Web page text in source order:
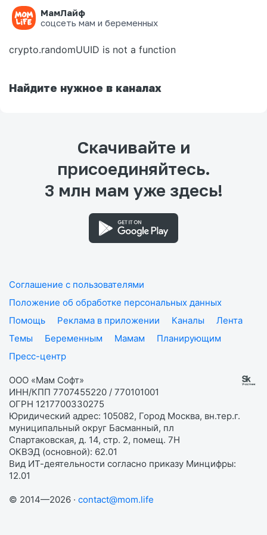
МамЛайф
соцсеть мам и беременных
Ошибка на странице
crypto.randomUUID is not a function
Найдите нужное в каналах
Скачивайте и
присоединяйтесь.
3 млн мам уже здесь!
Соглашение с пользователями
Положение об обработке персональных данных
Помощь
Реклама в приложении Каналы
Лента
Темы
Беременным Мамам
Планирующим
Пресс-центр
ООО «Мам Софт»
ИНН/КПП 7707455220 / 770101001
ОГРН 1217700330275
Юридический адрес: 105082, Город Москва, вн.тер.г.
муниципальный округ Басманный, пл
Спартаковская, д. 14, стр. 2, помещ. 7Н
ОКВЭД (основной): 62.01
Вид ИТ-деятельности согласно приказу Минцифры:
12.01
© 2014—2026 · contact@mom.life